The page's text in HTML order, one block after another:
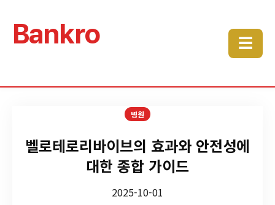
Bankro ☰
병원
벨로테로리바이브의 효과와 안전성에
대한 종합 가이드
2025-10-01